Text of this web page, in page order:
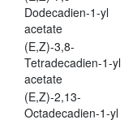
Dodecadien-1-yl
acetate
(E,Z)-3,8-
Tetradecadien-1-yl
acetate
(E,Z)-2,13-
Octadecadien-1-yl